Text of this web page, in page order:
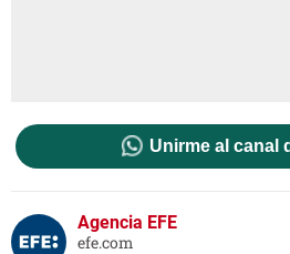
Unirme al canal
Agencia EFE
efe.com